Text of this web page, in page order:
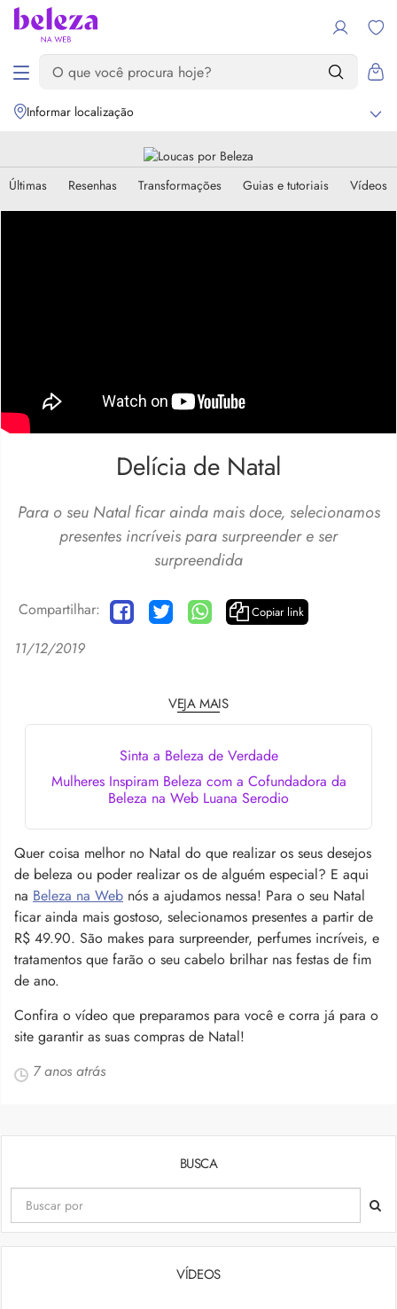
Informar localização
Últimas Resenhas Transformações Guias e tutoriais Vídeos
Delícia de Natal
Para o seu Natal ficar ainda mais doce, selecionamos
presentes incríveis para surpreender e ser
surpreendida
Compartilhar: Copiar link
11/12/2019
VEJA MAIS
Sinta a Beleza de Verdade
Mulheres Inspiram Beleza com a Cofundadora da
Beleza na Web Luana Serodio
Quer coisa melhor no Natal do que realizar os seus desejos
de beleza ou poder realizar os de alguém especial? E aqui
na Beleza na Web nós a ajudamos nessa! Para o seu Natal
ficar ainda mais gostoso, selecionamos presentes a partir de
R$ 49.90. São makes para surpreender, perfumes incríveis, e
tratamentos que farão o seu cabelo brilhar nas festas de fim
de ano.
Confira o vídeo que preparamos para você e corra já para o
site garantir as suas compras de Natal!
7 anos atrás
BUSCA
VÍDEOS